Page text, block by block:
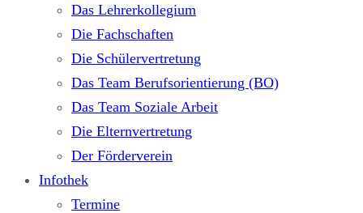
Das Lehrerkollegium
Die Fachschaften
Die Schülervertretung
Das Team Berufsorientierung (BO)
Das Team Soziale Arbeit
Die Elternvertretung
Der Förderverein
Infothek
Termine